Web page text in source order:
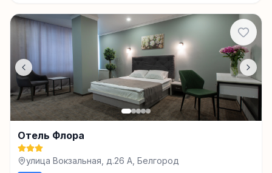
Отель Флора
улица Вокзальная, д.26 А, Белгород